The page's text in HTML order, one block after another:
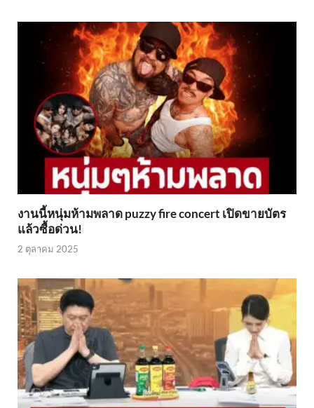
งานนี้หนุ่มห้ามพลาด puzzy fire concert เปิดขายบัตร
แล้วซื้อด่วน!
2 ตุลาคม 2025